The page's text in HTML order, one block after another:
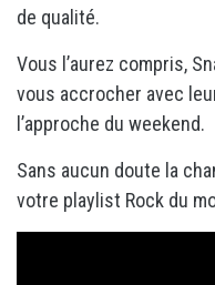
de qualité.
Vous l’aurez compris,
vous accrocher avec
l’approche du weekend.
Sans aucun doute la
votre playlist Rock du